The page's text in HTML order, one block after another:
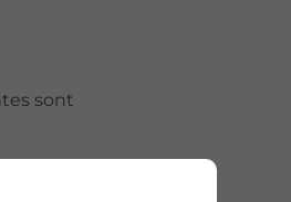
sont
une